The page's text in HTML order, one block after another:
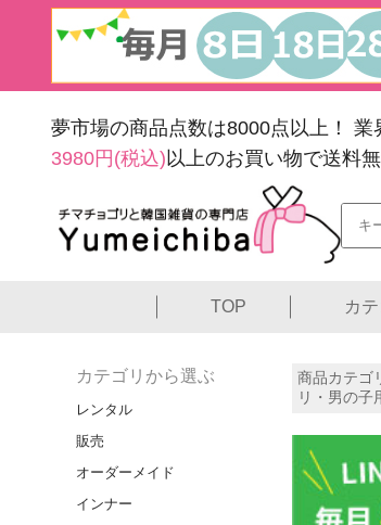
夢市場の商品点数は8000点以上！
業
3980円(税込)以上のお買い物で送料無
TOP カ
カテゴリから選ぶ
レンタル
販売
オーダーメイド
インナー
商品カテゴ
リ・男の子